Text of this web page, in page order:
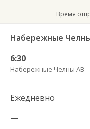
Время
6:30
Набережные Челны АВ
Ежедневно
—